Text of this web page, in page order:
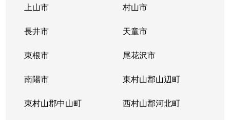
上山市 村山市
長井市 天童市
東根市 尾花沢市
南陽市 東村山郡山辺町
東村山郡中山町 西村山郡河北町